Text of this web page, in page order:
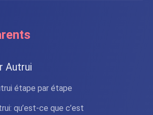
Autrui
étape par étape
qu’est-ce que c’est